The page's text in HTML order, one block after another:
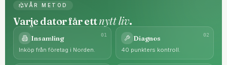
VÅR METOD
Varje dator får ettnytt liv.
01
Insamling
Inköp från företag i Norden.
02
Diagnos
40 punkters kontroll.